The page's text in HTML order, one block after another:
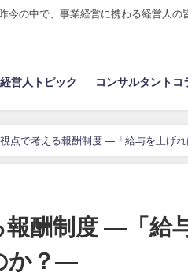
今の中で、事業経営に携わる経営人
経営人トピック コンサルタントコ
点で考える報酬制度 ―「給与を上げ
報酬制度 ―「給
か？―